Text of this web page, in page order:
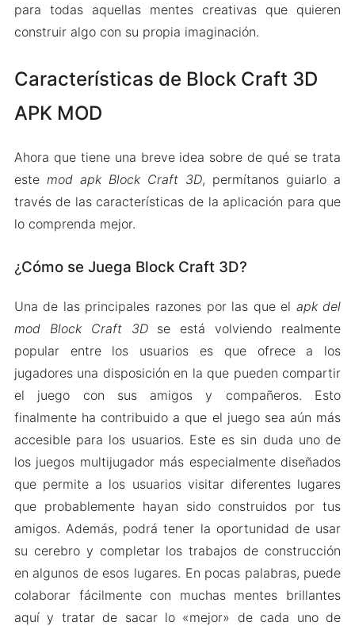
para todas aquellas mentes creativas que quieren
construir algo con su propia imaginación.
Características de Block Craft 3D
APK MOD
Ahora que tiene una breve idea sobre de qué se trata
este mod apk Block Craft 3D, permítanos guiarlo a
través de las características de la aplicación para que
lo comprenda mejor.
¿Cómo se Juega Block Craft 3D?
Una de las principales razones por las que el apk del
mod Block Craft 3Dse está volviendo realmente
popular entre los usuarios es que ofrece a los
jugadores una disposición en la que pueden compartir
el juego con sus amigos y compañeros. Esto
finalmente ha contribuido a que el juego sea aún más
accesible para los usuarios. Este es sin duda uno de
los juegos multijugador más especialmente diseñados
que permite a los usuarios visitar diferentes lugares
que probablemente hayan sido construidos por tus
amigos. Además, podrá tener la oportunidad de usar
su cerebro y completar los trabajos de construcción
en algunos de esos lugares. En pocas palabras, puede
colaborar fácilmente con muchas mentes brillantes
aquí y tratar de sacar lo «mejor» de cada uno de